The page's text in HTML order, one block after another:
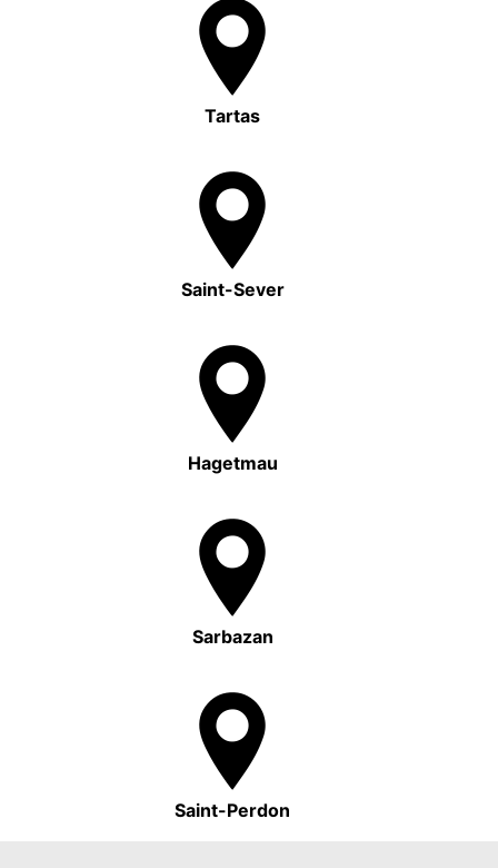
Tartas
Saint-Sever
Hagetmau
Sarbazan
Saint-Perdon